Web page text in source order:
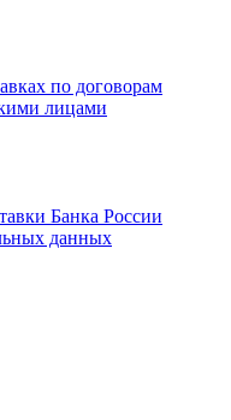
по договорам
лицами
Банка России
данных